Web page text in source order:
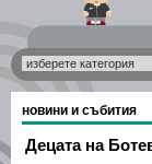
новини и събития
Децата на